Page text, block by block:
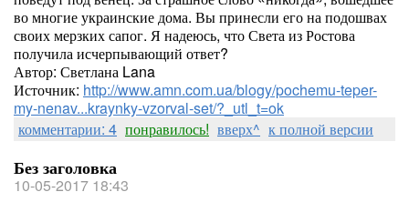
во многие украинские дома. Вы принесли его на подошвах
своих мерзких сапог. Я надеюсь, что Света из Ростова
получила исчерпывающий ответ?
Автор: Светлана Lana
Источник: http://www.amn.com.ua/blogy/pochemu-teper-
my-nenav...kraynky-vzorval-set/?_utl_t=ok
комментарии: 4 понравилось! вверх^ к полной версии
Без заголовка
10-05-2017 18:43